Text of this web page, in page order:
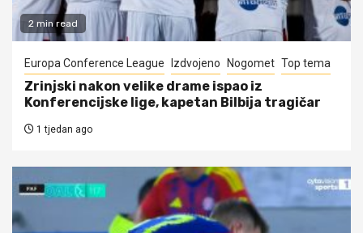
2 min read
Europa Conference League Izdvojeno Nogomet Top tema
Zrinjski nakon velike drame ispao iz
Konferencijske lige, kapetan Bilbija tragičar
1 tjedan ago